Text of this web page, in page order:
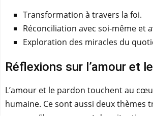
Transformation à travers la foi.
Réconciliation avec soi-même et
Exploration des miracles du
Réflexions sur l’amour et
L’amour et le pardon touchent au
humaine. Ce sont aussi deux thèmes